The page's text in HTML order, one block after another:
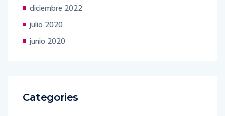
diciembre 2022
julio 2020
junio 2020
Categories